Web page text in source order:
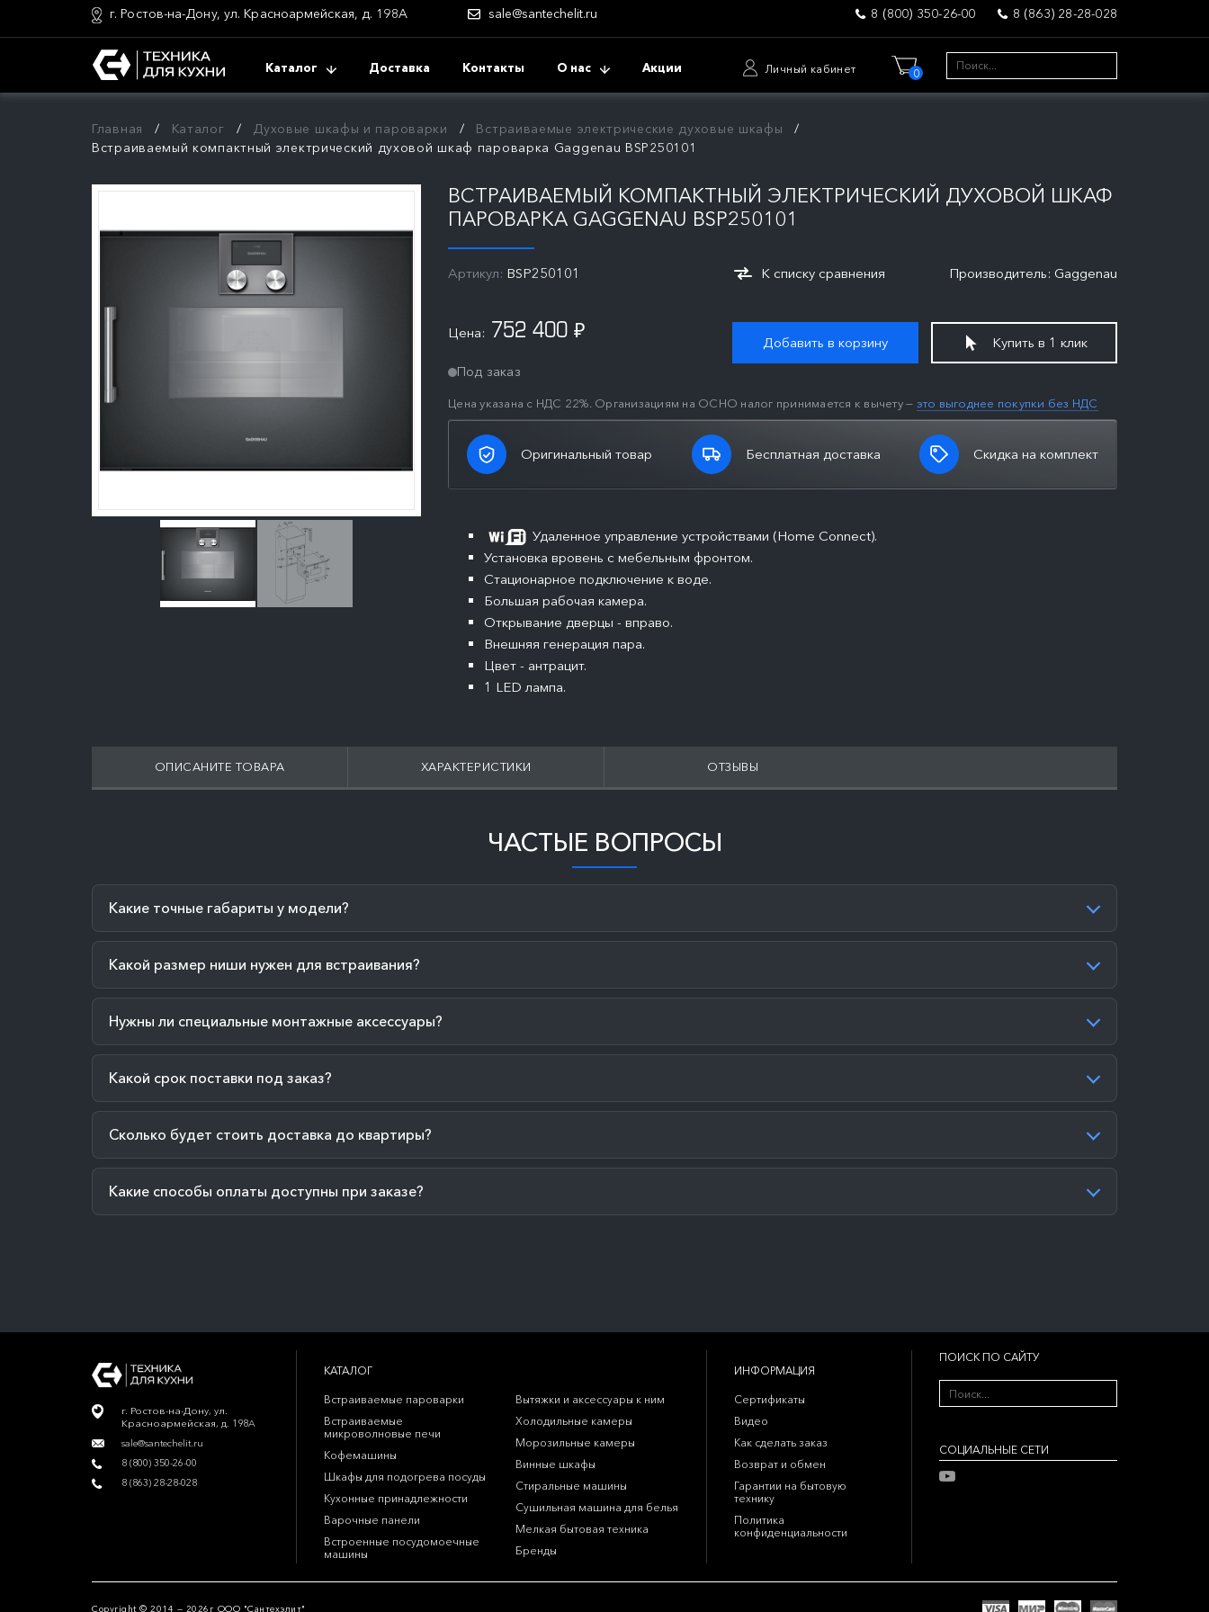
г. Ростов-на-Дону, ул. Красноармейская, д. 198А sale@santechelit.ru 8 (800) 350-26-00 8 (863) 28-28-028
Каталог Доставка Контакты О нас Акции Личный кабинет 0
Главная Каталог Духовые шкафы и пароварки
Встраиваемые электрические духовые шкафы
Встраиваемый компактный электрический духовой шкаф пароварка Gaggenau BSP250101
ВСТРАИВАЕМЫЙ КОМПАКТНЫЙ ЭЛЕКТРИЧЕСКИЙ ДУХОВОЙ ШКАФ
ПАРОВАРКА GAGGENAU BSP250101
Артикул: BSP250101 К списку сравнения Производитель: Gaggenau
Цена: 752 400 ₽
Под заказ
Цена указана с НДС 22%. Организациям на ОСНО налог принимается к вычету — это выгоднее покупки без НДС
Добавить в корзину Купить в 1 клик
Оригинальный товар Бесплатная доставка Скидка на комплект
Удаленное управление устройствами (Home Connect).
Установка вровень с мебельным фронтом.
Стационарное подключение к воде.
Большая рабочая камера.
Открывание дверцы - вправо.
Внешняя генерация пара.
Цвет - антрацит.
1 LED лампа.
ОПИСАНИТЕ ТОВАРА ХАРАКТЕРИСТИКИ ОТЗЫВЫ
ЧАСТЫЕ ВОПРОСЫ
Какие точные габариты у модели?
Какой размер ниши нужен для встраивания?
Нужны ли специальные монтажные аксессуары?
Какой срок поставки под заказ?
Сколько будет стоить доставка до квартиры?
Какие способы оплаты доступны при заказе?
г. Ростов-на-Дону, ул.
Красноармейская, д. 198А
sale@santechelit.ru
8 (800) 350-26-00
8 (863) 28-28-028
КАТАЛОГ
Встраиваемые пароварки
Встраиваемые
микроволновые печи
Кофемашины
Шкафы для подогрева посуды
Кухонные принадлежности
Варочные панели
Встроенные посудомоечные
машины
Вытяжки и аксессуары к ним
Холодильные камеры
Морозильные камеры
Винные шкафы
Стиральные машины
Сушильная машина для белья
Мелкая бытовая техника
Бренды
ИНФОРМАЦИЯ
Сертификаты
Видео
Как сделать заказ
Возврат и обмен
Гарантии на бытовую
технику
Политика
конфиденциальности
ПОИСК ПО САЙТУ
CОЦИАЛЬНЫЕ СЕТИ
Copyright © 2014 — 2026г ООО "Сантехэлит"